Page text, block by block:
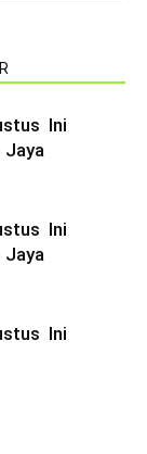
Ini
Jaya
Ini
Jaya
Ini